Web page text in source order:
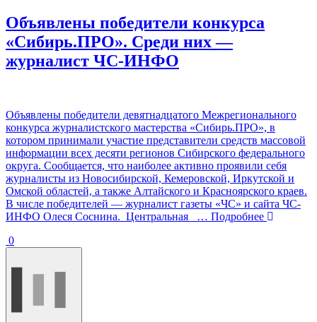
Объявлены победители конкурса
«Сибирь.ПРО». Среди них —
журналист ЧС-ИНФО
Объявлены победители девятнадцатого Межрегионального
конкурса журналистского мастерства «Сибирь.ПРО», в
котором принимали участие представители средств массовой
информации всех десяти регионов Сибирского федерального
округа. Сообщается, что наиболее активно проявили себя
журналисты из Новосибирской, Кемеровской, Иркутской и
Омской областей, а также Алтайского и Красноярского краев.
В числе победителей — журналист газеты «ЧС» и сайта ЧС-
ИНФО Олеся Соснина. Центральная
… Подробнее
0